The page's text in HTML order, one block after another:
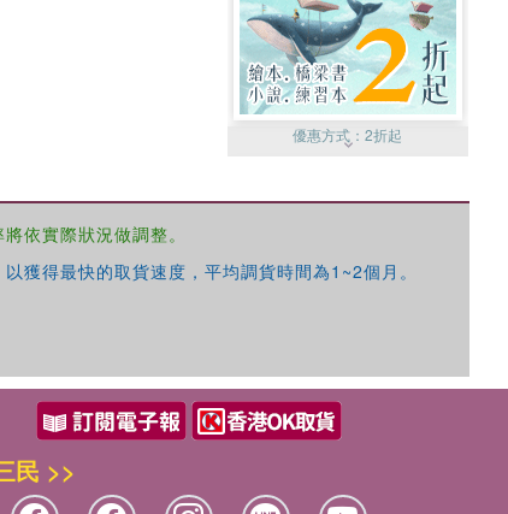
優惠方式：2折起
依實際狀況做調整。
獲得最快的取貨速度，平均調貨時間為1~2個月。
民 >>